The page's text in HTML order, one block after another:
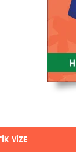
VIZE